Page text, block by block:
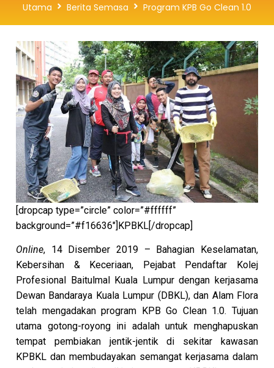
Utama Berita Semasa Program KPB Go Clean 1.0
[dropcap type=”circle” color=”#ffffff”
background=”#f16636″]KPBKL[/dropcap]
Online, 14 Disember 2019 – Bahagian Keselamatan,
Kebersihan & Keceriaan, Pejabat Pendaftar Kolej
Profesional Baitulmal Kuala Lumpur dengan kerjasama
Dewan Bandaraya Kuala Lumpur (DBKL), dan Alam Flora
telah mengadakan program KPB Go Clean 1.0. Tujuan
utama gotong-royong ini adalah untuk menghapuskan
tempat pembiakan jentik-jentik di sekitar kawasan
KPBKL dan membudayakan semangat kerjasama dalam